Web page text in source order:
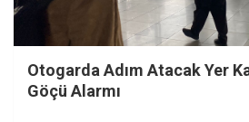
Otogarda Adım Atacak Yer
Göçü Alarmı